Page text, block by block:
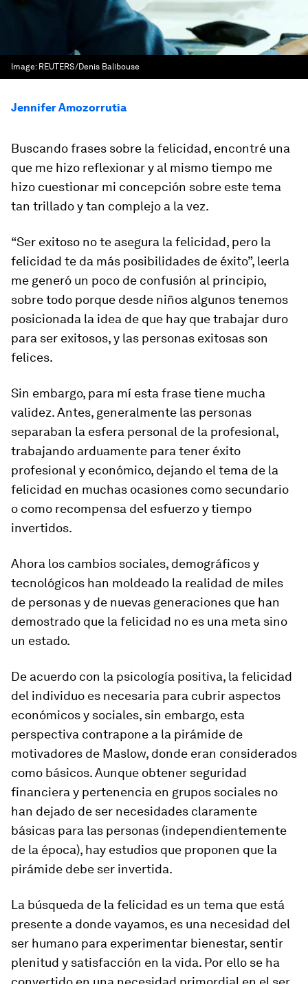
Image: REUTERS/Denis Balibouse
Jennifer Amozorrutia
Buscando frases sobre la felicidad, encontré una
que me hizo reflexionar y al mismo tiempo me
hizo cuestionar mi concepción sobre este tema
tan trillado y tan complejo a la vez.
“Ser exitoso no te asegura la felicidad, pero la
felicidad te da más posibilidades de éxito”, leerla
me generó un poco de confusión al principio,
sobre todo porque desde niños algunos tenemos
posicionada la idea de que hay que trabajar duro
para ser exitosos, y las personas exitosas son
felices.
Sin embargo, para mí esta frase tiene mucha
validez. Antes, generalmente las personas
separaban la esfera personal de la profesional,
trabajando arduamente para tener éxito
profesional y económico, dejando el tema de la
felicidad en muchas ocasiones como secundario
o como recompensa del esfuerzo y tiempo
invertidos.
Ahora los cambios sociales, demográficos y
tecnológicos han moldeado la realidad de miles
de personas y de nuevas generaciones que han
demostrado que la felicidad no es una meta sino
un estado.
De acuerdo con la psicología positiva, la felicidad
del individuo es necesaria para cubrir aspectos
económicos y sociales, sin embargo, esta
perspectiva contrapone a la pirámide de
motivadores de Maslow, donde eran considerados
como básicos. Aunque obtener seguridad
financiera y pertenencia en grupos sociales no
han dejado de ser necesidades claramente
básicas para las personas (independientemente
de la época), hay estudios que proponen que la
pirámide debe ser invertida.
La búsqueda de la felicidad es un tema que está
presente a donde vayamos, es una necesidad del
ser humano para experimentar bienestar, sentir
plenitud y satisfacción en la vida. Por ello se ha